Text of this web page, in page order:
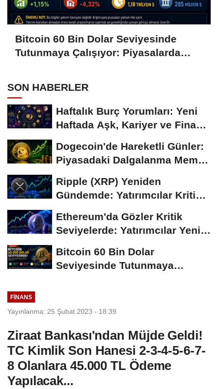
Bitcoin 60 Bin Dolar Seviyesinde
Tutunmaya Çalışıyor: Piyasalarda
SON HABERLER
Haftalık Burç Yorumları: Yeni
Haftada Aşk, Kariyer ve Finans
Dogecoin'de Hareketli Günler:
Piyasadaki Dalgalanma Meme
Ripple (XRP) Yeniden
Gündemde: Yatırımcılar Kritik
Ethereum'da Gözler Kritik
Seviyelerde: Yatırımcılar Yeni
Bitcoin 60 Bin Dolar
Seviyesinde Tutunmaya
FINANS
Yayınlanma: 25 Şubat 2023 - 18:39
Ziraat Bankası'ndan Müjde Geldi!
TC Kimlik Son Hanesi 2-3-4-5-6-7-
8 Olanlara 45.000 TL Ödeme
Yapılacak...